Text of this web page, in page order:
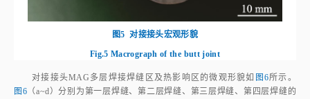
图5 对接接头宏观形貌
Fig.5 Macrograph of the butt joint
对接接头MAG多层焊接焊缝区及热影响区的微观形貌如 图6所示。
图6 （a~d）分别为第一层焊缝、第二层焊缝、第三层焊缝、第四层焊缝的